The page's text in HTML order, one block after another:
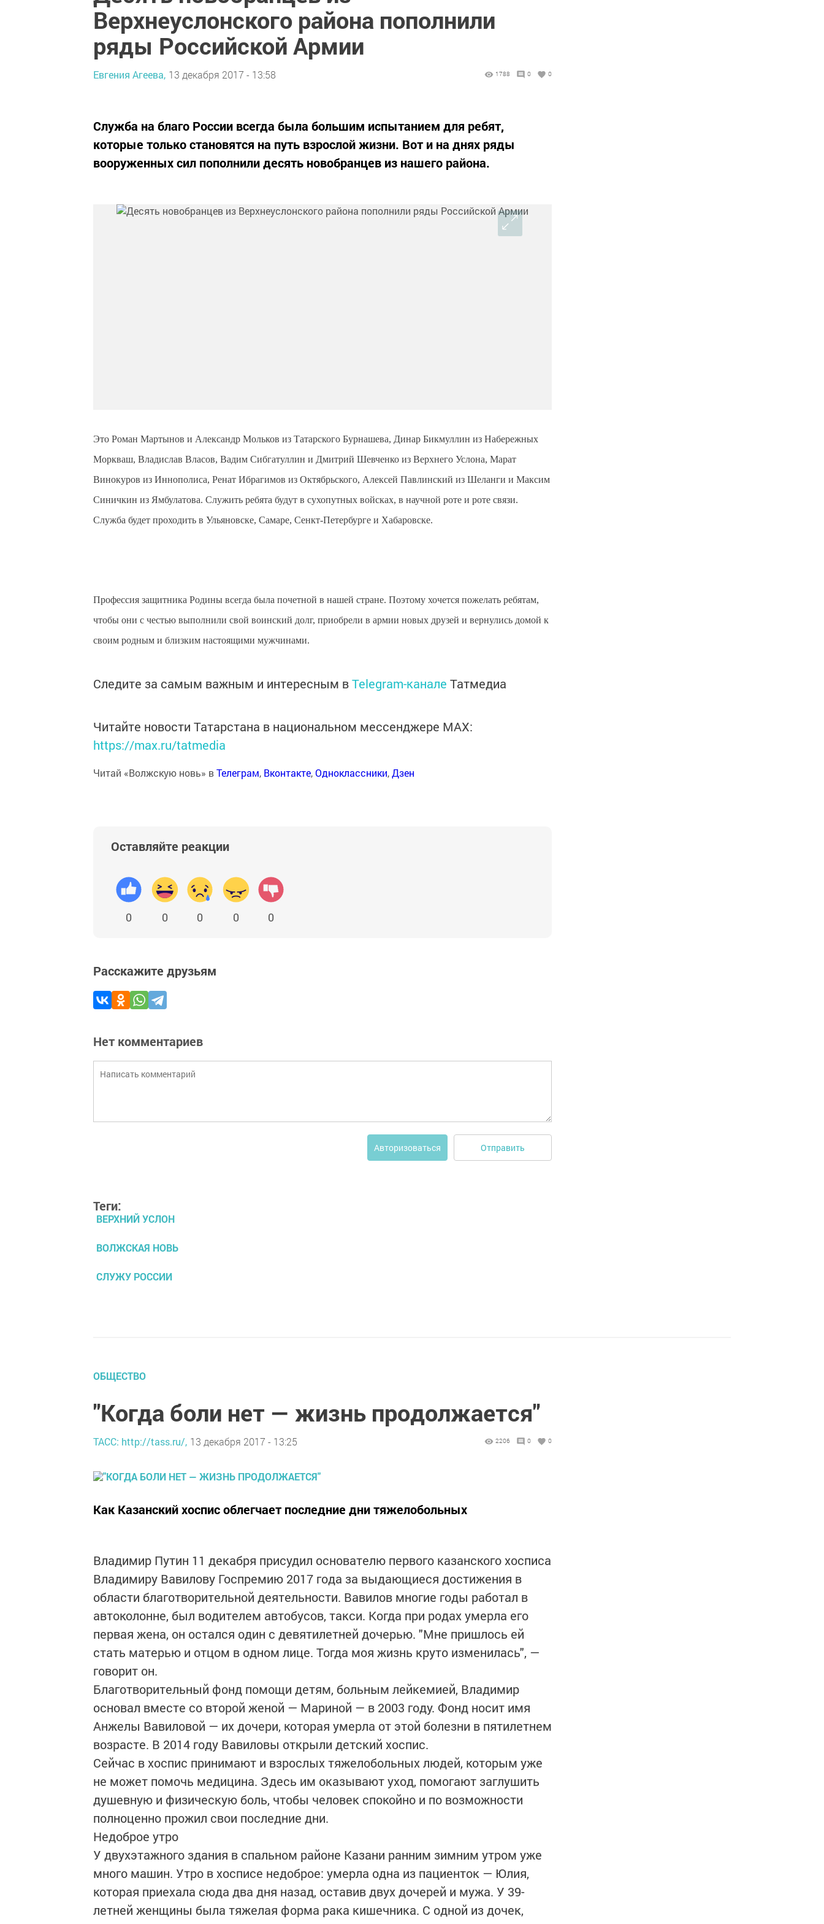
Верхнеуслонского района пополнили
ряды Российской Армии
Евгения Агеева, 13 декабря 2017 - 13:58 1788 0 0
Служба на благо России всегда была большим испытанием для ребят,
которые только становятся на путь взрослой жизни. Вот и на днях ряды
вооруженных сил пополнили десять новобранцев из нашего района.
Это Роман Мартынов и Александр Мольков из Татарского Бурнашева, Динар Бикмуллин из Набережных
Моркваш, Владислав Власов, Вадим Сибгатуллин и Дмитрий Шевченко из Верхнего Услона, Марат
Винокуров из Иннополиса, Ренат Ибрагимов из Октябрьского, Алексей Павлинский из Шеланги и Максим
Синичкин из Ямбулатова. Служить ребята будут в сухопутных войсках, в научной роте и роте связи.
Служба будет проходить в Ульяновске, Самаре, Сенкт-Петербурге и Хабаровске.
Профессия защитника Родины всегда была почетной в нашей стране. Поэтому хочется пожелать ребятам,
чтобы они с честью выполнили свой воинский долг, приобрели в армии новых друзей и вернулись домой к
своим родным и близким настоящими мужчинами.
Следите за самым важным и интересным вTelegram-канале Татмедиа
Читайте новости Татарстана в национальном мессенджере MАХ:
https://max.ru/tatmedia
Читай «Волжскую новь» вТелеграм, Вконтакте,Одноклассники,Дзен
Оставляйте реакции
0 0 0 0 0
Расскажите друзьям
Нет комментариев
Авторизоваться Отправить
Теги:
ВЕРХНИЙ УСЛОН
ВОЛЖСКАЯ НОВЬ
СЛУЖУ РОССИИ
ОБЩЕСТВО
"Когда боли нет — жизнь продолжается"
ТАСС: http://tass.ru/, 13 декабря 2017 - 13:25 2206 0 0
Как Казанский хоспис облегчает последние дни тяжелобольных
Владимир Путин 11 декабря присудил основателю первого казанского хосписа
Владимиру Вавилову Госпремию 2017 года за выдающиеся достижения в
области благотворительной деятельности. Вавилов многие годы работал в
автоколонне, был водителем автобусов, такси. Когда при родах умерла его
первая жена, он остался один с девятилетней дочерью. "Мне пришлось ей
стать матерью и отцом в одном лице. Тогда моя жизнь круто изменилась", —
говорит он.
Благотворительный фонд помощи детям, больным лейкемией, Владимир
основал вместе со второй женой — Мариной — в 2003 году. Фонд носит имя
Анжелы Вавиловой — их дочери, которая умерла от этой болезни в пятилетнем
возрасте. В 2014 году Вавиловы открыли детский хоспис.
Сейчас в хоспис принимают и взрослых тяжелобольных людей, которым уже
не может помочь медицина. Здесь им оказывают уход, помогают заглушить
душевную и физическую боль, чтобы человек спокойно и по возможности
полноценно прожил свои последние дни.
Недоброе утро
У двухэтажного здания в спальном районе Казани ранним зимним утром уже
много машин. Утро в хосписе недоброе: умерла одна из пациенток — Юлия,
которая приехала сюда два дня назад, оставив двух дочерей и мужа. У 39-
летней женщины была тяжелая форма рака кишечника. С одной из дочек,